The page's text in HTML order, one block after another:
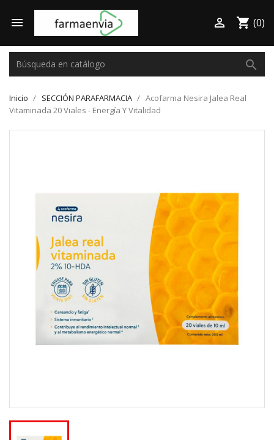
 shopping_cart (0)

search
Inicio SECCIÓN PARAFARMACIA
Acofarma Nesira Jalea Real
Vitaminada 20 Viales - Energía Y Vitalidad